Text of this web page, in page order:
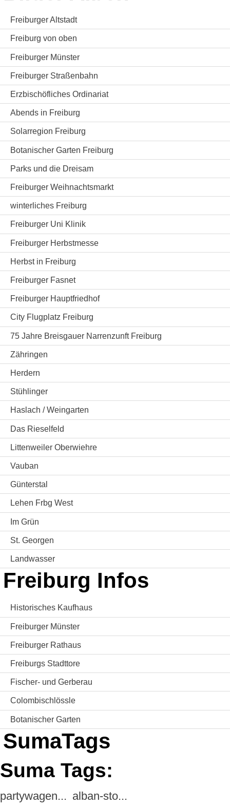
Freiburger Altstadt
Freiburg von oben
Freiburger Münster
Freiburger Straßenbahn
Erzbischöfliches Ordinariat
Abends in Freiburg
Solarregion Freiburg
Botanischer Garten Freiburg
Parks und die Dreisam
Freiburger Weihnachtsmarkt
winterliches Freiburg
Freiburger Uni Klinik
Freiburger Herbstmesse
Herbst in Freiburg
Freiburger Fasnet
Freiburger Hauptfriedhof
City Flugplatz Freiburg
75 Jahre Breisgauer Narrenzunft Freiburg
Zähringen
Herdern
Stühlinger
Haslach / Weingarten
Das Rieselfeld
Littenweiler Oberwiehre
Vauban
Günterstal
Lehen Frbg West
Im Grün
St. Georgen
Landwasser
Freiburg Infos
Historisches Kaufhaus
Freiburger Münster
Freiburger Rathaus
Freiburgs Stadttore
Fischer- und Gerberau
Colombischlössle
Botanischer Garten
SumaTags
Suma Tags:
partywagen... alban-sto...